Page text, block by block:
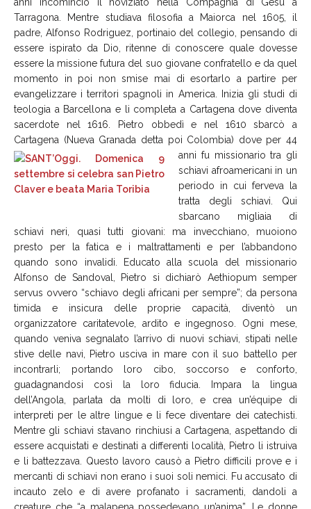
anni incominciò il noviziato nella Compagnia di Gesù a
Tarragona. Mentre studiava filosofia a Maiorca nel 1605, il
padre, Alfonso Rodriguez, portinaio del collegio, pensando di
essere ispirato da Dio, ritenne di conoscere quale dovesse
essere la missione futura del suo giovane confratello e da quel
momento in poi non smise mai di esortarlo a partire per
evangelizzare i territori spagnoli in America. Inizia gli studi di
teologia a Barcellona e li completa a Cartagena dove diventa
sacerdote nel 1616. Pietro obbedì e nel 1610 sbarcò a
Cartagena (Nueva Granada detta poi Colombia) dove per 44
anni fu missionario tra gli
schiavi afroamericani in un
periodo in cui ferveva la
tratta degli schiavi. Qui
sbarcano migliaia di
schiavi neri, quasi tutti giovani: ma invecchiano, muoiono
presto per la fatica e i maltrattamenti e per l’abbandono
quando sono invalidi. Educato alla scuola del missionario
Alfonso de Sandoval, Pietro si dichiarò Aethiopum semper
servus ovvero “schiavo degli africani per sempre”; da persona
timida e insicura delle proprie capacità, diventò un
organizzatore caritatevole, ardito e ingegnoso. Ogni mese,
quando veniva segnalato l’arrivo di nuovi schiavi, stipati nelle
stive delle navi, Pietro usciva in mare con il suo battello per
incontrarli; portando loro cibo, soccorso e conforto,
guadagnandosi così la loro fiducia. Impara la lingua
dell’Angola, parlata da molti di loro, e crea un’équipe di
interpreti per le altre lingue e li fece diventare dei catechisti.
Mentre gli schiavi stavano rinchiusi a Cartagena, aspettando di
essere acquistati e destinati a differenti località, Pietro li istruiva
e li battezzava. Questo lavoro causò a Pietro difficili prove e i
mercanti di schiavi non erano i suoi soli nemici. Fu accusato di
incauto zelo e di avere profanato i sacramenti, dandoli a